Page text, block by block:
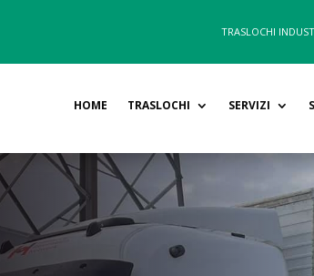
TRASLOCHI
HOME TRASLOCHI SERVIZI